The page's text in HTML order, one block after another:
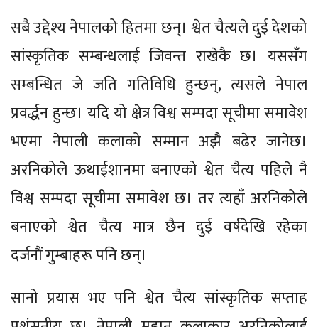
सबै उद्देश्य नेपालको हितमा छन्। श्वेत चैत्यले दुई देशको
सांस्कृतिक सम्बन्धलाई जिवन्त राखेकै छ। यससँग
सम्बन्धित जे जति गतिविधि हुन्छन्, त्यसले नेपाल
प्रवर्द्धन हुन्छ। यदि यो क्षेत्र विश्व सम्पदा सूचीमा समावेश
भएमा नेपाली कलाको सम्मान अझै बढेर जानेछ।
अरनिकोले ऊथाईशानमा बनाएको श्वेत चैत्य पहिले नै
विश्व सम्पदा सूचीमा समावेश छ। तर त्यहाँ अरनिकोले
बनाएको श्वेत चैत्य मात्र छैन दुई वर्षदेखि रहेका
दर्जनौं गुम्बाहरू पनि छन्।
सानो प्रयास भए पनि श्वेत चैत्य सांस्कृतिक सप्ताह